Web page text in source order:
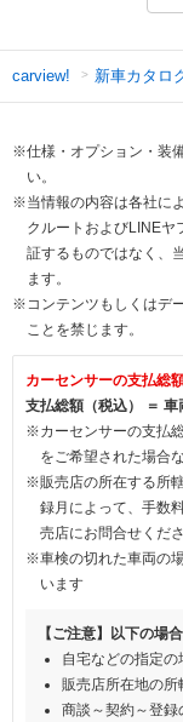
carview! 新車カタロ
※仕様・オプション・装
い。
※当情報の内容は各社に
クルートおよびLINEヤ
証するものではなく、
ます。
※コンテンツもしくはデ
ことを禁じます。
カーセンサーの支払総
支払総額（税込） ＝
※カーセンサーの支払
をご希望された場合
※販売店の所在する所
録月によって、手数
売店にお問合せくだ
※車検の切れた車両の
います
【ご注意】以下の場
自宅などの指定
販売店所在地の所
商談～契約～登録